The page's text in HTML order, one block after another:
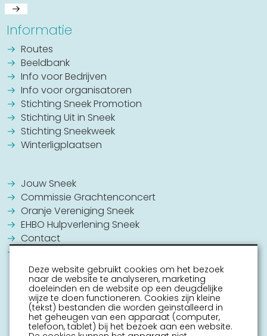
Informatie
Routes
Beeldbank
Info voor Bedrijven
Info voor organisatoren
Stichting Sneek Promotion
Stichting Uit in Sneek
Stichting Sneekweek
Winterligplaatsen
Jouw Sneek
Commissie Grachtenconcert
Oranje Vereniging Sneek
EHBO Hulpverlening Sneek
Contact
Deze website gebruikt cookies om het bezoek
naar de website te analyseren, marketing
doeleinden en de website op een deugdelijke
wijze te doen functioneren. Cookies zijn kleine
(tekst) bestanden die worden geïnstalleerd in
het geheugen van een apparaat (computer,
telefoon, tablet) bij het bezoek aan een website.